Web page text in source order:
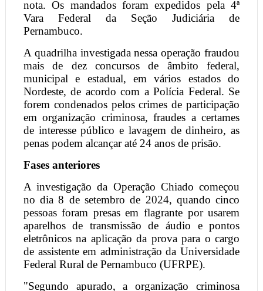
nota. Os mandados foram expedidos pela 4ª
Vara Federal da Seção Judiciária de
Pernambuco.
A quadrilha investigada nessa operação fraudou
mais de dez concursos de âmbito federal,
municipal e estadual, em vários estados do
Nordeste, de acordo com a Polícia Federal. Se
forem condenados pelos crimes de participação
em organização criminosa, fraudes a certames
de interesse público e lavagem de dinheiro, as
penas podem alcançar até 24 anos de prisão.
Fases anteriores
A investigação da Operação Chiado começou
no dia 8 de setembro de 2024, quando cinco
pessoas foram presas em flagrante por usarem
aparelhos de transmissão de áudio e pontos
eletrônicos na aplicação da prova para o cargo
de assistente em administração da Universidade
Federal Rural de Pernambuco (UFRPE).
"Segundo apurado, a organização criminosa